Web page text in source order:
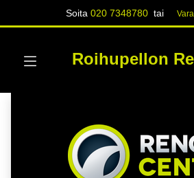
Soita020 7348780 tai
Roihupellon